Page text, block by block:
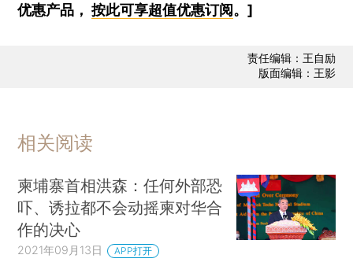
优惠产品，按此可享超值优惠订阅 。]
责任编辑：王自励
版面编辑：王影
相关阅读
柬埔寨首相洪森：任何外部恐
吓、诱拉都不会动摇柬对华合
作的决心
2021年09月13日 APP打开